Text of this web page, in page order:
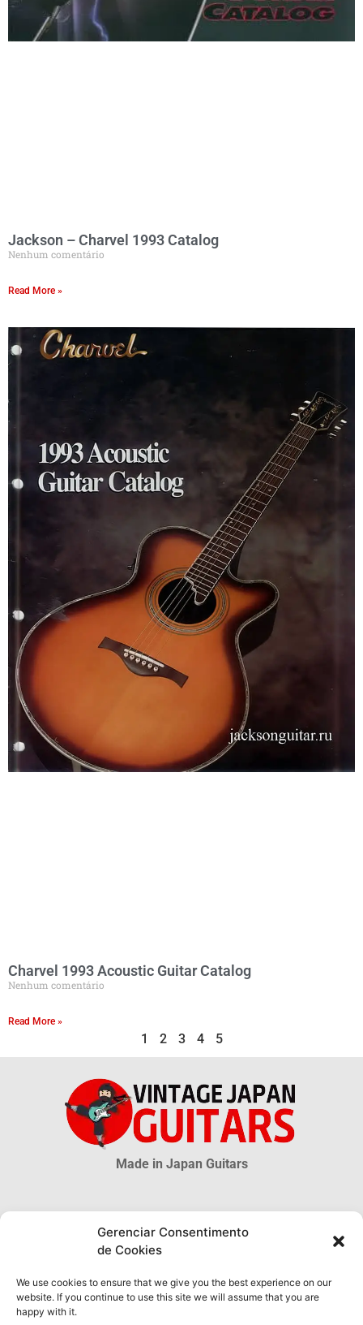
Gerenciar Consentimento
de Cookies
We use cookies to ensure that we give you the best experience on our
website. If you continue to use this site we will assume that you are
happy with it.
Jackson – Charvel 1993 Catalog
Nenhum comentário
Read More »
Charvel 1993 Acoustic Guitar Catalog
Nenhum comentário
Read More »
1 2 3 4 5
Made in Japan Guitars
© 2026 Vintage Japan Guitars
guitarras MIJ são incertas, muito mais são desconhecidas. As
informações obtidas através deste site NÃO possuem qualquer validade
oficial ou legal e não podem ser utilizadas como prova de autenticidade